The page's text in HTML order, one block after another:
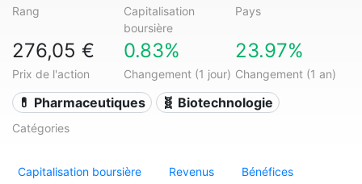
Rang
Capitalisation
boursière
Pays
276,05 €
Prix de l'action
0.83%
Changement (1 jour)
23.97%
Changement (1 an)
💊 Pharmaceutiques 🧬 Biotechnologie
Catégories
Capitalisation boursière Revenus Bénéfices